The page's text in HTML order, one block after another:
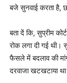
बजे सुनवाई करता है,
बता दें कि, सुप्रीम
रोक लगा दी गई थी।
फैसले में बदलाव की
दरवाजा खटखटाया